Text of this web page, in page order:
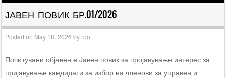
Skip to content
ЈАВЕН ПОВИК БР.01/2026
Posted on May 18, 2026 by root
Почитувани објавен е Jавен повик за пројавување интерес за
пријавување кандидати за избор на членови за управен и